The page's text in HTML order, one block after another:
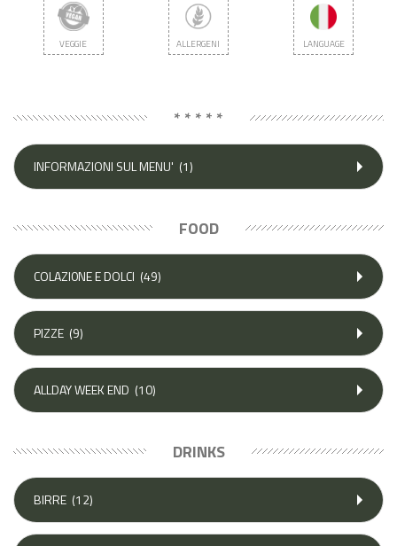
VEGGIE ALLERGENI LANGUAGE
* * * * *
INFORMAZIONI SUL MENU' (1)
FOOD
COLAZI0NE E DOLCI (49)
PIZZE (9)
ALLDAY WEEK END (10)
DRINKS
BIRRE (12)